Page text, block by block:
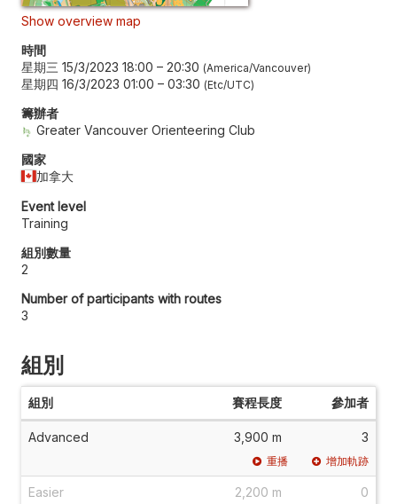
Show overview map
時間
星期三 15/3/2023 18:00 – 20:30 America/Vancouver
星期四 16/3/2023 01:00 – 03:30 Etc/UTC
籌辦者
Greater Vancouver Orienteering Club
國家
加拿大
Event level
Training
組別數量
2
Number of participants with routes
3
組別
組別 賽程長度 參加者
Advanced 3,900 m 3
重播 增加軌跡
Easier 2,200 m 0